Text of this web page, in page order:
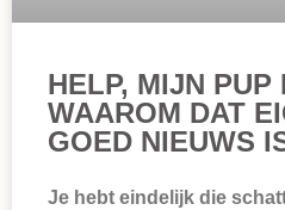
HELP, MIJN PUP
WAAROM DAT
GOED NIEUWS
Je hebt eindelijk die